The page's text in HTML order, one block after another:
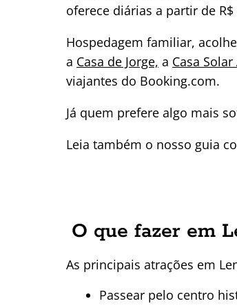
oferece diárias a partir de
Hospedagem familiar,
a Casa de Jorge, a Casa Solar
viajantes do Booking.com.
Já quem prefere algo mais
Leia também o nosso guia
O que fazer em
As principais atrações em
Passear pelo centro